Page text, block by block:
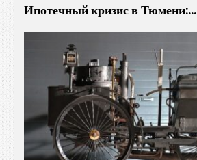
Ипотечный кризис в Тюмени:…